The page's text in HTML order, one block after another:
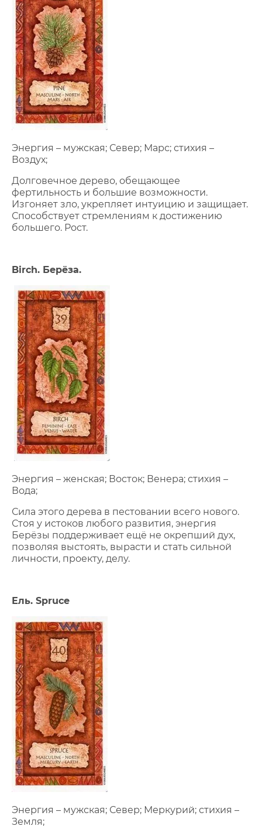
Энергия – мужская; Север; Марс; стихия –
Воздух;
Долговечное дерево, обещающее
фертильность и большие возможности.
Изгоняет зло, укрепляет интуицию и защищает.
Способствует стремлениям к достижению
большего. Рост.
Birch. Берёза.
Энергия – женская; Восток; Венера; стихия –
Вода;
Сила этого дерева в пестовании всего нового.
Стоя у истоков любого развития, энергия
Берёзы поддерживает ещё не окрепший дух,
позволяя выстоять, вырасти и стать сильной
личности, проекту, делу.
Ель. Spruce
Энергия – мужская; Север; Меркурий; стихия –
Земля;